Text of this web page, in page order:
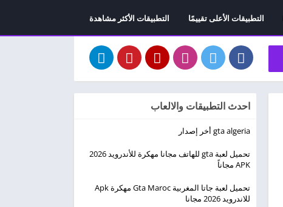
التطبيقات الأعلى تقييمًا التطبيقات الأكثر مشاهدة
احدث التطبيقات والالعاب
gta algeria أخر إصدار
تحميل لعبة gta للهاتف مجانا مهكرة للأندرويد 2026
APK مجاناً
تحميل لعبة جاتا المغربية Gta Maroc مهكرة Apk
للاندرويد 2026 مجانا